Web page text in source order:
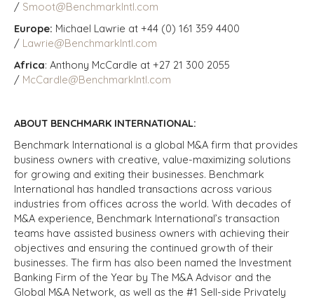
/ Smoot@BenchmarkIntl.com
Europe: Michael Lawrie at +44 (0) 161 359 4400
/ Lawrie@BenchmarkIntl.com
Africa: Anthony McCardle at +27 21 300 2055
/ McCardle@BenchmarkIntl.com
ABOUT BENCHMARK INTERNATIONAL:
Benchmark International is a global M&A firm that provides
business owners with creative, value-maximizing solutions
for growing and exiting their businesses. Benchmark
International has handled transactions across various
industries from offices across the world. With decades of
M&A experience, Benchmark International’s transaction
teams have assisted business owners with achieving their
objectives and ensuring the continued growth of their
businesses. The firm has also been named the Investment
Banking Firm of the Year by The M&A Advisor and the
Global M&A Network, as well as the #1 Sell-side Privately